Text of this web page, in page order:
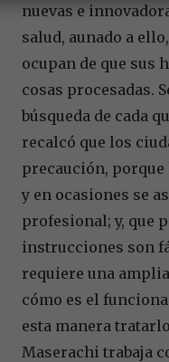
nuevas e
salud, aunado a
ocupan de que sus
cosas procesadas.
búsqueda de cada
recalcó que los
precaución,
y en ocasiones se
profesional; y, que
instrucciones son
requiere una
cómo es el
esta manera
Maserachi trabaja